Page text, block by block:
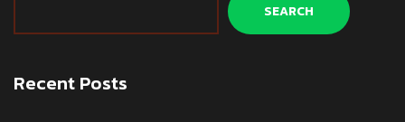
SEARCH
Recent Posts